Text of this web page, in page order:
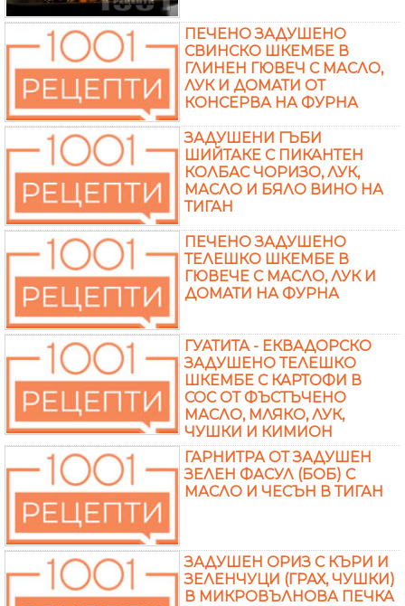
ПЕЧЕНО ЗАДУШЕНО
СВИНСКО ШКЕМБЕ В
ГЛИНЕН ГЮВЕЧ С МАСЛО,
ЛУК И ДОМАТИ ОТ
КОНСЕРВА НА ФУРНА
ЗАДУШЕНИ ГЪБИ
ШИЙТАКЕ С ПИКАНТЕН
КОЛБАС ЧОРИЗО, ЛУК,
МАСЛО И БЯЛО ВИНО НА
ТИГАН
ПЕЧЕНО ЗАДУШЕНО
ТЕЛЕШКО ШКЕМБЕ В
ГЮВЕЧЕ С МАСЛО, ЛУК И
ДОМАТИ НА ФУРНА
ГУАТИТА - ЕКВАДОРСКО
ЗАДУШЕНО ТЕЛЕШКО
ШКЕМБЕ С КАРТОФИ В
СОС ОТ ФЪСТЪЧЕНО
МАСЛО, МЛЯКО, ЛУК,
ЧУШКИ И КИМИОН
ГАРНИТРА ОТ ЗАДУШЕН
ЗЕЛЕН ФАСУЛ (БОБ) С
МАСЛО И ЧЕСЪН В ТИГАН
ЗАДУШЕН ОРИЗ С КЪРИ И
ЗЕЛЕНЧУЦИ (ГРАХ, ЧУШКИ)
В МИКРОВЪЛНОВА ПЕЧКА